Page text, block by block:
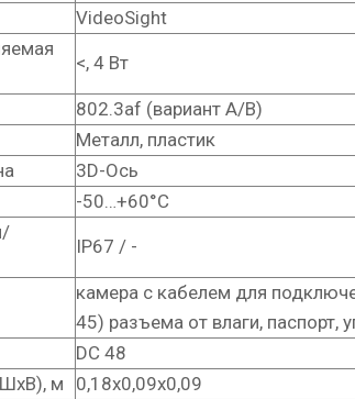
VideoSight
<, 4 Вт
802.3af (вариант А/В)
Металл, пластик
3D-Ось
-50…+60°С
IP67 / -
камера с кабелем для
45) разъема от влаги, паспорт,
DC 48
м
0,18x0,09x0,09